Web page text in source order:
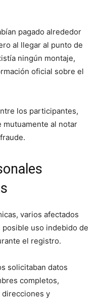
pagado alrededor
al llegar al punto de
ningún montaje,
oficial sobre el
los participantes,
mutuamente al notar
varios afectados
uso indebido de
el registro.
solicitaban datos
completos,
y